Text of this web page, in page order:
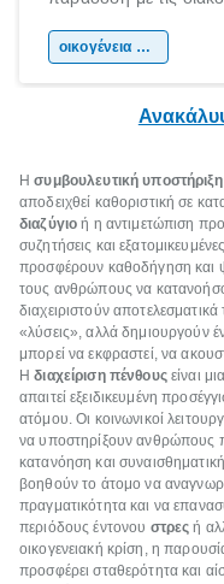
χώρας. Είτε πρόκειται
οικογένεια & παιδί
Ησυμβουλευτική υποστήριξη
αποδειχθεί καθοριστική σε
διαζύγιο ή η αντιμετώπιση
συζητήσεις και
προσφέρουν καθοδήγηση και
τους ανθρώπους να
διαχειριστούν
«λύσεις», αλλά
μπορεί να εκφραστεί, να
Ηδιαχείριση πένθουςείναι
απαιτεί εξειδικευμένη
ατόμου. Οι κοινωνικοί
να υποστηρίξουν ανθρώπους
κατανόηση και
βοηθούν το άτομο να
πραγματικότητα και να
περιόδους έντονου στρες ή
οικογενειακή κρίση, η
προσφέρει σταθερότητα και